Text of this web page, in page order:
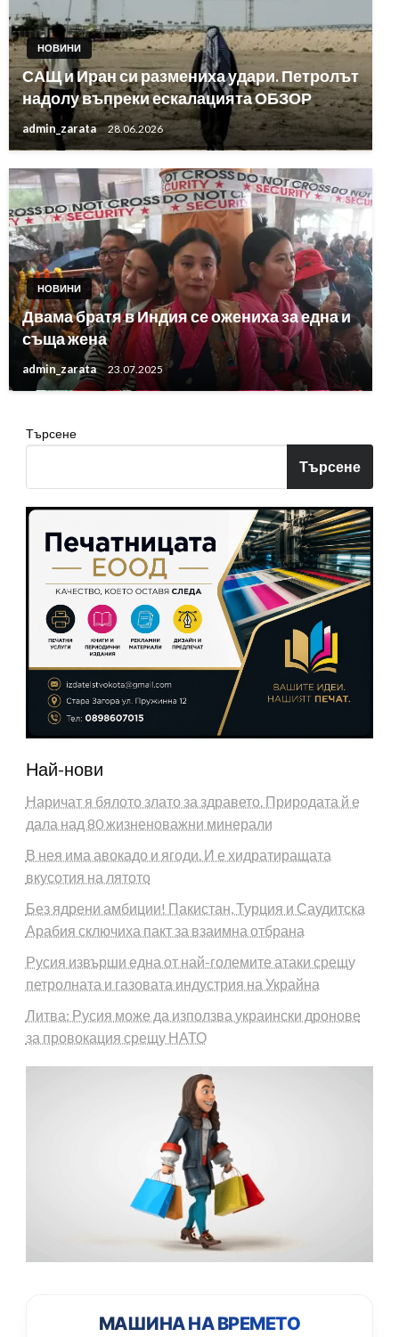
НОВИНИ
САЩ и Иран си размениха удари. Петролът
надолу въпреки ескалацията ОБЗОР
admin_zarata 28.06.2026
НОВИНИ
Двама братя в Индия се ожениха за една и
съща жена
admin_zarata 23.07.2025
Търсене
Търсене
Най-нови
Наричат я бялото злато за здравето. Природата й е
дала над 80 жизненоважни минерали
В нея има авокадо и ягоди. И е хидратиращата
вкусотия на лятото
Без ядрени амбиции! Пакистан, Турция и Саудитска
Арабия сключиха пакт за взаимна отбрана
Русия извърши една от най-големите атаки срещу
петролната и газовата индустрия на Украйна
Литва: Русия може да използва украински дронове
за провокация срещу НАТО
МАШИНА НА ВРЕМЕТО